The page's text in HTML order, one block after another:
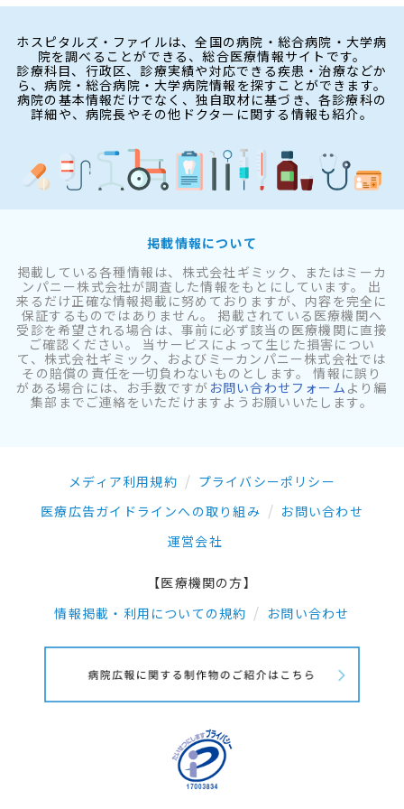
ホスピタルズ・ファイルは、全国の病院・総合病院・大学病
院を調べることができる、総合医療情報サイトです。
診療科目、行政区、診療実績や対応できる疾患・治療などか
ら、病院・総合病院・大学病院情報を探すことができます。
病院の基本情報だけでなく、独自取材に基づき、各診療科の
詳細や、病院長やその他ドクターに関する情報も紹介。
掲載情報について
掲載している各種情報は、株式会社ギミック、またはミーカ
ンパニー株式会社が調査した情報をもとにしています。 出
来るだけ正確な情報掲載に努めておりますが、内容を完全に
保証するものではありません。 掲載されている医療機関へ
受診を希望される場合は、事前に必ず該当の医療機関に直接
ご確認ください。 当サービスによって生じた損害につい
て、株式会社ギミック、およびミーカンパニー株式会社では
その賠償の責任を一切負わないものとします。 情報に誤り
がある場合には、お手数ですが お問い合わせフォーム より編
集部までご連絡をいただけますようお願いいたします。
メディア利用規約
プライバシーポリシー
医療広告ガイドラインへの取り組み
お問い合わせ
運営会社
【医療機関の方】
情報掲載・利用についての規約
お問い合わせ